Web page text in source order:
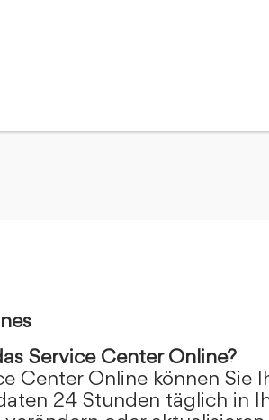
Service Center Online?
Center Online können Sie
24 Stunden täglich in